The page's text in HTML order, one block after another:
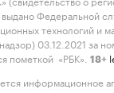
Федеральной
технологий и
03.12.2021 за
пометкой «РБК».
18+
информационное